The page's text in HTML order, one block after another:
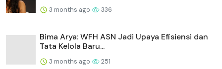
3 months ago 336
Bima Arya: WFH ASN Jadi Upaya Efisiensi dan
Tata Kelola Baru...
3 months ago 251